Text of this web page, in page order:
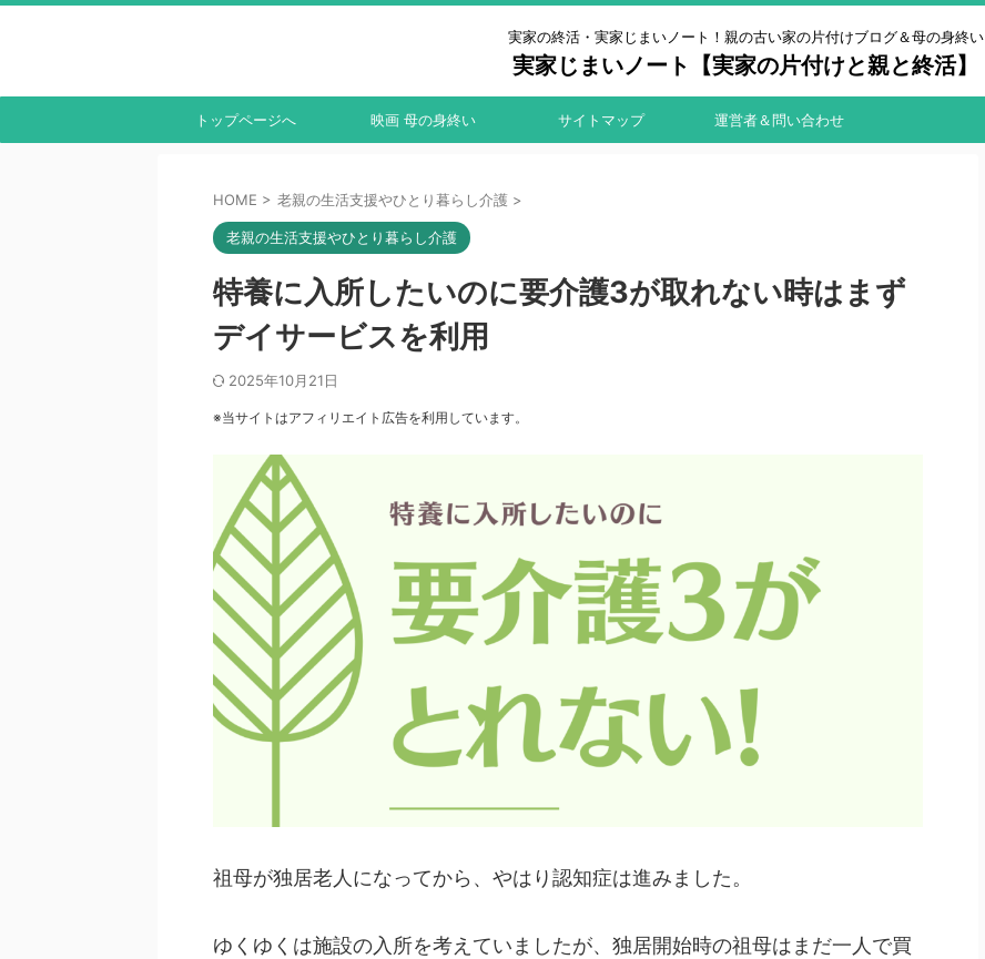
実家の終活・実家じまいノート！親の古い家の片付けブログ＆母の身終い
実家じまいノート【実家の片付けと親と終活】
トップページへ 映画 母の身終い サイトマップ 運営者＆問い合わせ
HOME > 老親の生活支援やひとり暮らし介護 >
老親の生活支援やひとり暮らし介護
特養に入所したいのに要介護3が取れない時はまず
デイサービスを利用
2025年10月21日
※当サイトはアフィリエイト広告を利用しています。
祖母が独居老人になってから、やはり認知症は進みました。
ゆくゆくは施設の入所を考えていましたが、独居開始時の祖母はまだ一人で買